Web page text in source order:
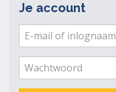
Je account
E-
mail
of
inlognaam
Wachtwoord